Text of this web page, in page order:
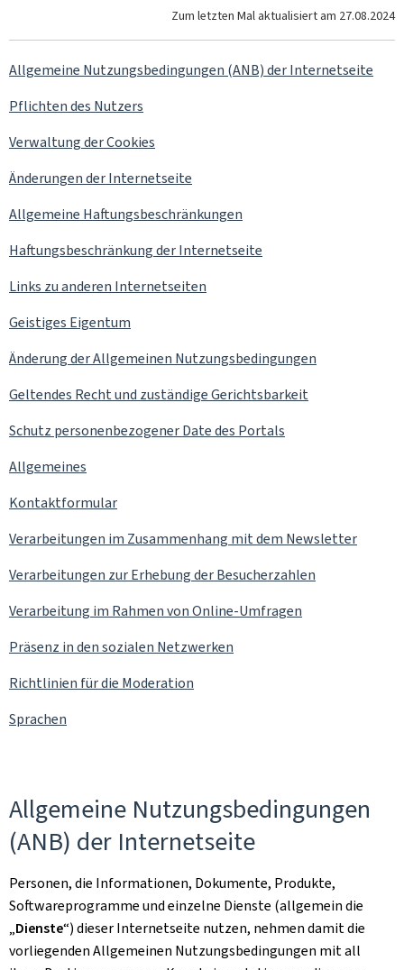
Zum letzten Mal aktualisiert am 27.08.2024
Allgemeine Nutzungsbedingungen (ANB) der Internetseite
Pflichten des Nutzers
Verwaltung derCookies
Änderungen der Internetseite
Allgemeine Haftungsbeschränkungen
Haftungsbeschränkung der Internetseite
Links zu anderen Internetseiten
Geistiges Eigentum
Änderung der Allgemeinen Nutzungsbedingungen
Geltendes Recht und zuständige Gerichtsbarkeit
Schutz personenbezogener Date des Portals
Allgemeines
Kontaktformular
Verarbeitungen im Zusammenhang mit dem Newsletter
Verarbeitungen zur Erhebung der Besucherzahlen
Verarbeitung im Rahmen von Online-Umfragen
Präsenz in den sozialen Netzwerken
Richtlinien für die Moderation
Sprachen
Allgemeine Nutzungsbedingungen
(ANB) der Internetseite
Personen, die Informationen, Dokumente, Produkte,
Softwareprogramme und einzelne Dienste (allgemein die
„Dienste“) dieser Internetseite nutzen, nehmen damit die
vorliegenden Allgemeinen Nutzungsbedingungen mit all